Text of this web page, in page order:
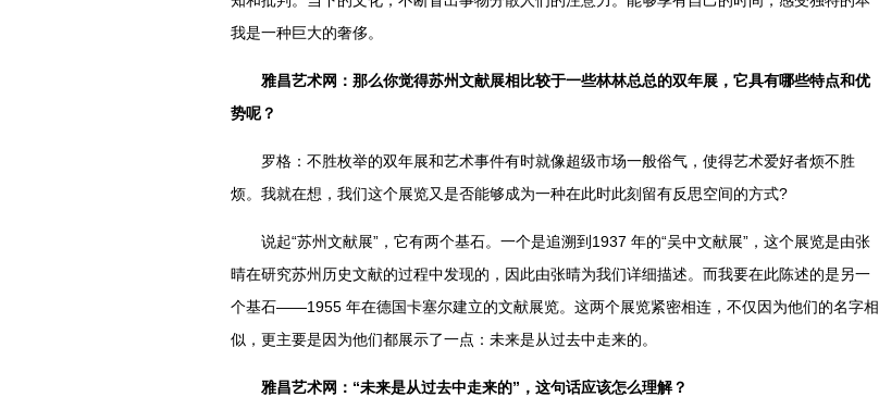
我是一种巨大的奢侈。
雅昌艺术网：那么你觉得苏州文献展相比较于一些林林总总的双年展，它具有哪些特点和优
势呢？
罗格：不胜枚举的双年展和艺术事件有时就像超级市场一般俗气，使得艺术爱好者烦不胜
烦。我就在想，我们这个展览又是否能够成为一种在此时此刻留有反思空间的方式?
说起“苏州文献展”，它有两个基石。一个是追溯到1937 年的“吴中文献展”，这个展览是由张
晴在研究苏州历史文献的过程中发现的，因此由张晴为我们详细描述。而我要在此陈述的是另一
个基石——1955 年在德国卡塞尔建立的文献展览。这两个展览紧密相连，不仅因为他们的名字相
似，更主要是因为他们都展示了一点：未来是从过去中走来的。
雅昌艺术网：“未来是从过去中走来的”，这句话应该怎么理解？